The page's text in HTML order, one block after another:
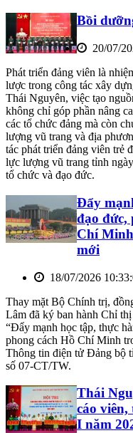
Bồi
20/07/
Phát triển đảng viên là
lược trong công tác xây
Thái Nguyên, việc tạo
không chỉ góp phần nâng
các tổ chức đảng mà còn
lượng vũ trang và địa
tác phát triển đảng viên trẻ
lực lượng vũ trang tỉnh
tổ chức và đạo đức.
Đẩy
đạo đức,
Chí
mới
18/07/2026
Thay mặt Bộ Chính trị,
Lâm đã ký ban hành Chỉ
“Đẩy mạnh học tập, thực
phong cách Hồ Chí Minh
Thông tin điện tử Đảng bộ
số 07-CT/TW.
Thái
cáo
I năm